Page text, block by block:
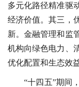
多元化路径精准驱
经济价值。其三，
新。金融管理和监
机构向绿色电力、
优化配置和生态效
“十四五”期间